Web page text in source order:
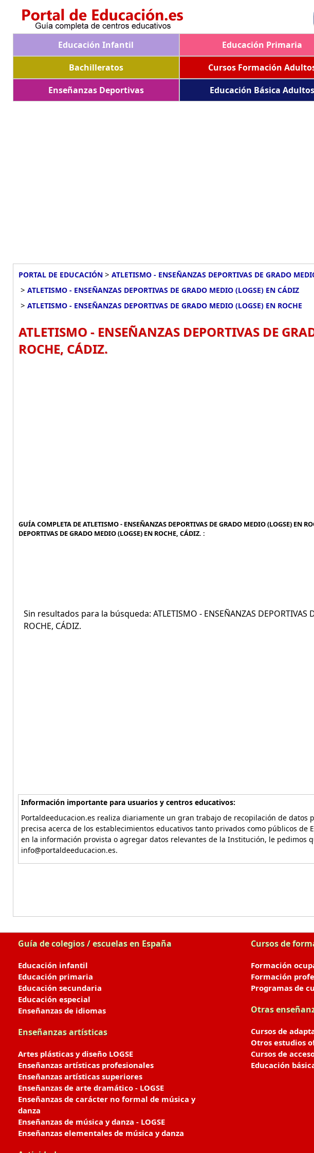
Educación Infantil Educación Primaria
Bachilleratos
Cursos Formación
Enseñanzas Deportivas
Educación Básica Adultos
PORTAL DE EDUCACIÓN > ATLETISMO - ENSEÑANZAS DEPORTIVAS DE GRADO
> ATLETISMO - ENSEÑANZAS DEPORTIVAS DE GRADO MEDIO (LOGSE) EN CÁDIZ
> ATLETISMO - ENSEÑANZAS DEPORTIVAS DE GRADO MEDIO (LOGSE) EN ROCHE
ATLETISMO - ENSEÑANZAS DEPORTIVAS DE
ROCHE, CÁDIZ.
GUÍA COMPLETA DE ATLETISMO - ENSEÑANZAS DEPORTIVAS DE GRADO MEDIO (LOGSE) EN
DEPORTIVAS DE GRADO MEDIO (LOGSE) EN ROCHE, CÁDIZ. :
Sin resultados para la búsqueda: ATLETISMO - ENSEÑANZAS DEPORTIVAS
ROCHE, CÁDIZ.
Información importante para usuarios y centros educativos:
Portaldeeducacion.es realiza diariamente un gran trabajo de recopilación de datos
precisa acerca de los establecimientos educativos tanto privados como públicos de
en la información provista o agregar datos relevantes de la Institución, le pedimos
info@portaldeeducacion.es.
Guía de colegios / escuelas en España
Educación infantil
Educación primaria
Educación secundaria
Educación especial
Enseñanzas de idiomas
Enseñanzas artísticas
Artes plásticas y diseño LOGSE
Enseñanzas artísticas profesionales
Enseñanzas artísticas superiores
Enseñanzas de arte dramático - LOGSE
Enseñanzas de carácter no formal de música y
danza
Enseñanzas de música y danza - LOGSE
Enseñanzas elementales de música y danza
Cursos de
Formación
Formación
Programas de
Otras
Cursos de
Otros estudios
Cursos de
Educación